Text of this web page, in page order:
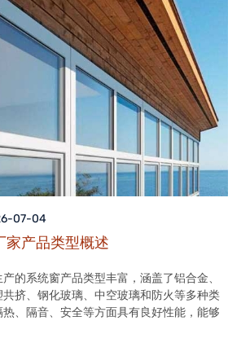
07-04
家产品类型概述
的系统窗产品类型丰富，涵盖了铝合金、
挤、钢化玻璃、中空玻璃和防火等多种类
、隔音、安全等方面具有良好性能，能够